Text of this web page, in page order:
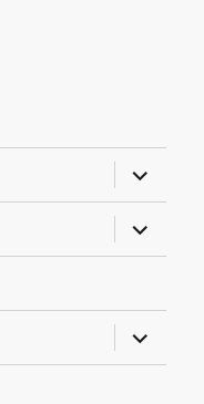
almenü
almenü
almenü